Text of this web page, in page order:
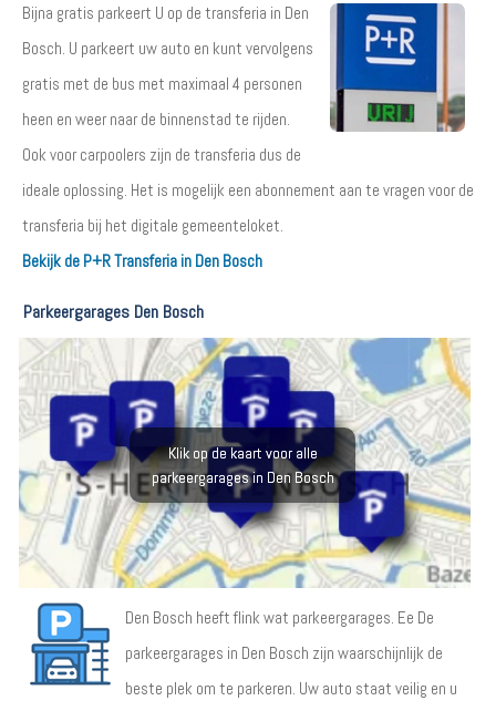
Bijna gratis parkeert U op de transferia in Den
Bosch. U parkeert uw auto en kunt vervolgens
gratis met de bus met maximaal 4 personen
heen en weer naar de binnenstad te rijden.
Ook voor carpoolers zijn de transferia dus de
ideale oplossing. Het is mogelijk een abonnement aan te vragen voor de
transferia bij het digitale gemeenteloket.
Bekijk de P+R Transferia in Den Bosch
Parkeergarages Den Bosch
Klik op de kaart voor alle
parkeergarages in Den Bosch
Den Bosch heeft flink wat parkeergarages. Ee De
parkeergarages in Den Bosch zijn waarschijnlijk de
beste plek om te parkeren. Uw auto staat veilig en u